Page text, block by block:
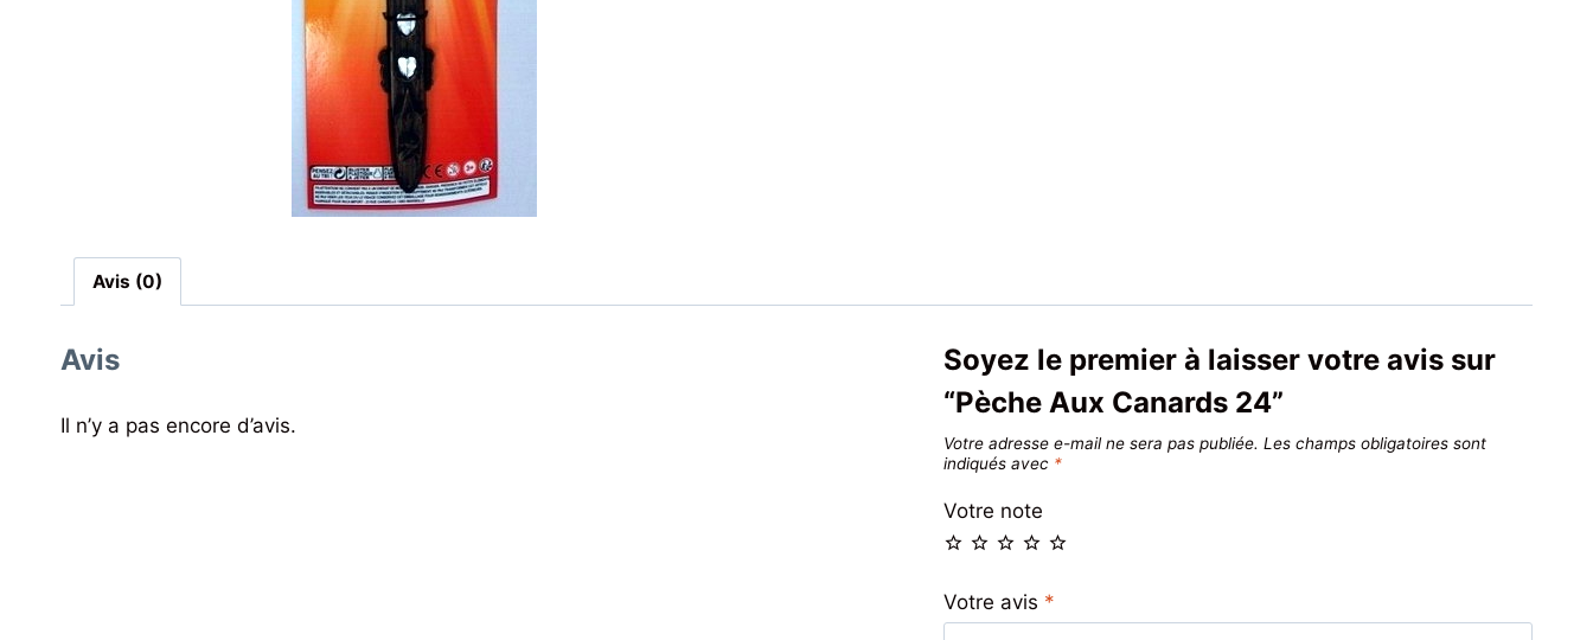
Avis (0)
Avis
Il n’y a pas encore d’avis.
Soyez le premier à laisser votre avis sur
“Pèche Aux Canards 24”
Votre adresse e-mail ne sera pas publiée. Les champs obligatoires sont
indiqués avec *
Votre note
Votre avis *